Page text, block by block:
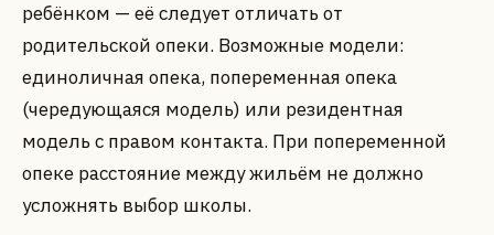
ребёнком — её следует отличать от
родительской опеки. Возможные модели:
единоличная опека, попеременная опека
(чередующаяся модель) или резидентная
модель с правом контакта. При попеременной
опеке расстояние между жильём не должно
усложнять выбор школы.